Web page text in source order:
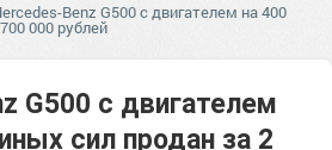
Benz G500 с двигателем на 400
000 рублей
G500 с двигателем
сил продан за 2